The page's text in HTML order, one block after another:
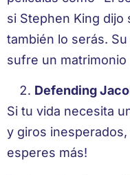
si Stephen King
también lo serás.
sufre un
Defending
Si tu vida necesita
y giros inesperados,
esperes más!